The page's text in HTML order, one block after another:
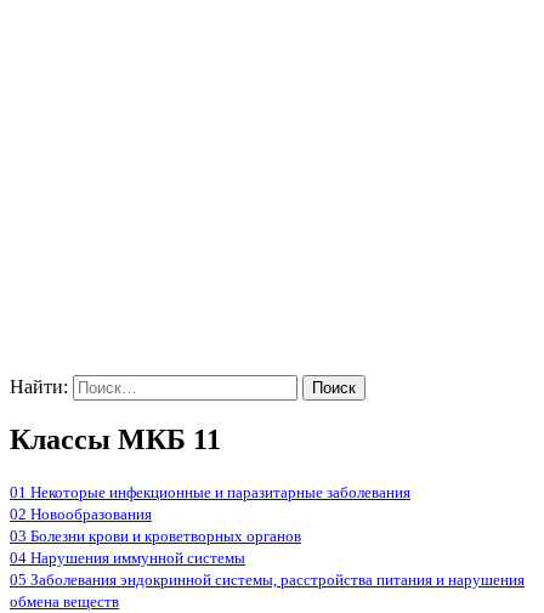
Найти:
Классы МКБ 11
01 Некоторые инфекционные и паразитарные заболевания
02 Новообразования
03 Болезни крови и кроветворных органов
04 Нарушения иммунной системы
05 Заболевания эндокринной системы, расстройства питания и нарушения
обмена веществ